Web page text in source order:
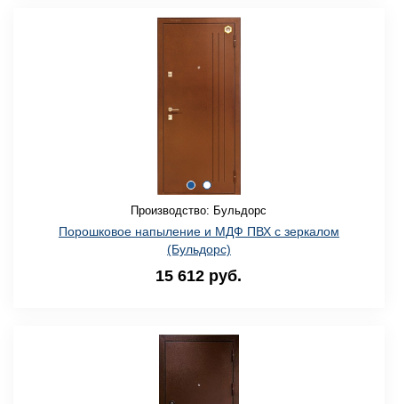
Производство: Бульдорс
Порошковое напыление и МДФ ПВХ с зеркалом
(Бульдорс)
15 612 руб.